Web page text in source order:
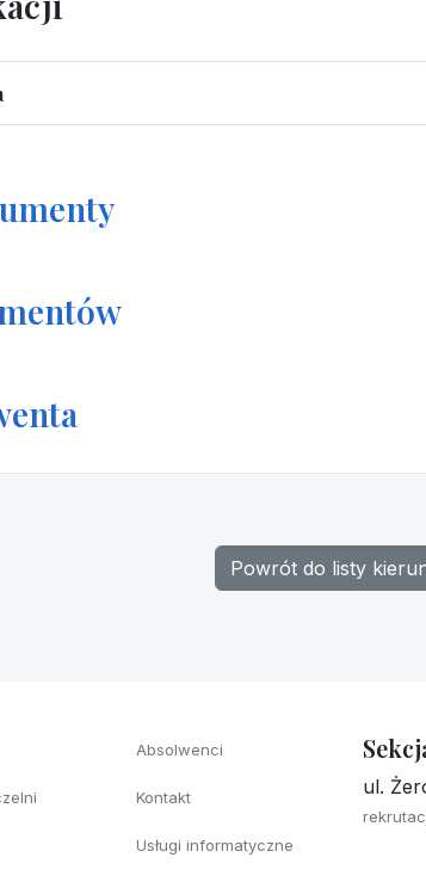
Powrót do listy
Absolwenci
Kontakt
Usługi informatyczne
ul.